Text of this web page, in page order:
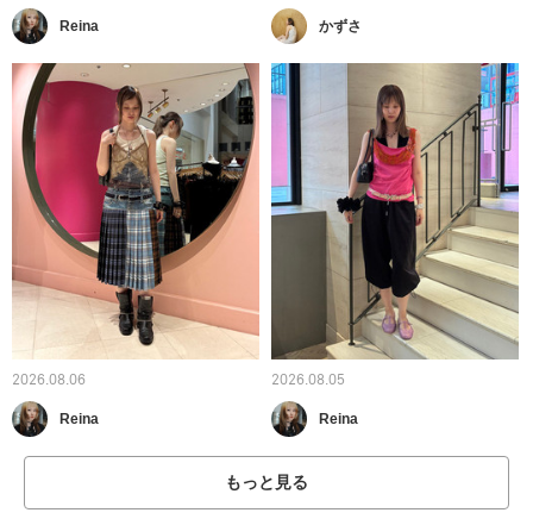
Reina かずさ
2026.08.06
Reina
2026.08.05
Reina
もっと見る